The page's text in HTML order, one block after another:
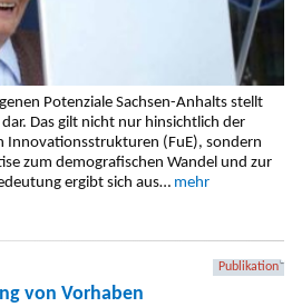
Potenziale Sachsen-Anhalts stellt
Das gilt nicht nur hinsichtlich der
Innovationsstrukturen (FuE), sondern
zum demografischen Wandel und zur
ergibt sich aus… mehr
Publikation
von Vorhaben